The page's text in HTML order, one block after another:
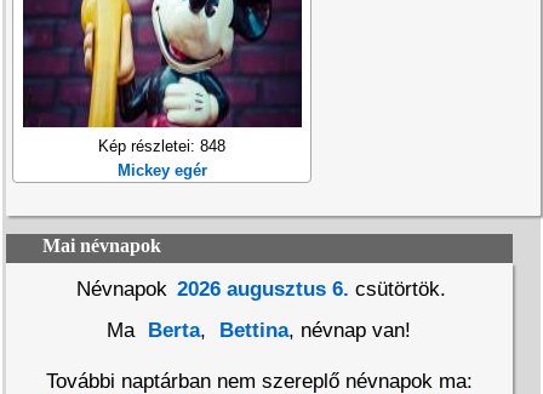
Kép részletei: 848
Mickey egér
Mai névnapok
Névnapok 2026 augusztus 6. csütörtök.
Ma
Berta, Bettina, névnap van!
További naptárban nem szereplő névnapok ma: